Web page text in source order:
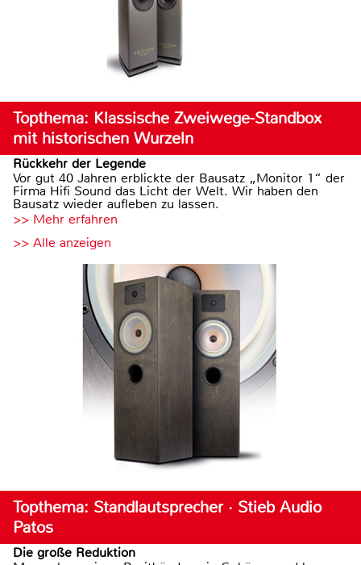
Topthema: Klassische Zweiwege-Standbox
mit historischen Wurzeln
Rückkehr der Legende
Vor gut 40 Jahren erblickte der Bausatz „Monitor 1“ der
Firma Hifi Sound das Licht der Welt. Wir haben den
Bausatz wieder aufleben zu lassen.
>> Mehr erfahren
>> Alle anzeigen
Topthema: Standlautsprecher · Stieb Audio
Patos
Die große Reduktion